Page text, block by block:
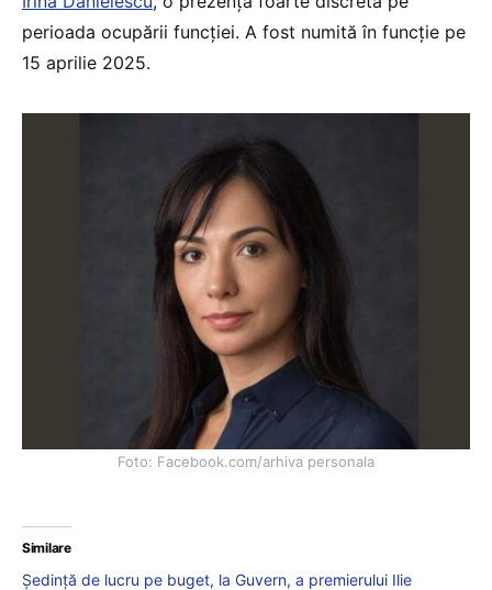
perioada ocupării funcției. A fost numită în funcție pe
15 aprilie 2025.
Foto: Facebook.com/arhiva personala
Similare
Ședință de lucru pe buget, la Guvern, a premierului Ilie